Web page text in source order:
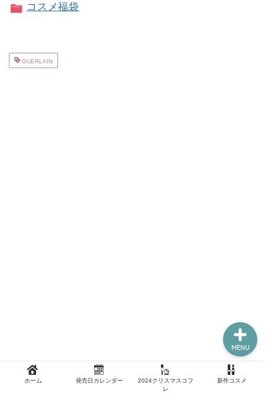
コスメ福袋
GUERLAIN
ホーム 発売日カレンダー
2024クリスマスコフ
レ
新作コスメ
MENU